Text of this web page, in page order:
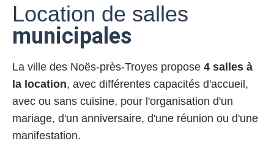
Location de salles
municipales
La ville des Noës-près-Troyes propose 4 salles à
la location, avec différentes capacités d'accueil,
avec ou sans cuisine, pour l'organisation d'un
mariage, d'un anniversaire, d'une réunion ou d'une
manifestation.